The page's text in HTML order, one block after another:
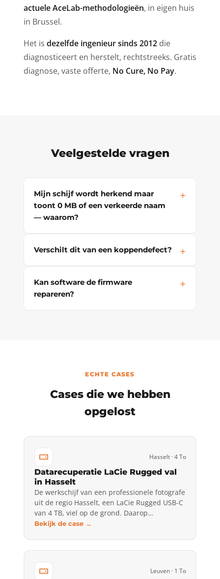
actuele AceLab-methodologieën, in eigen huis
in Brussel.
Het is dezelfde ingenieur sinds 2012 die
diagnosticeert en herstelt, rechtstreeks. Gratis
diagnose, vaste offerte, No Cure, No Pay.
Veelgestelde vragen
Mijn schijf wordt herkend maar
toont 0 MB of een verkeerde naam
— waarom?
Verschilt dit van een koppendefect?
Kan software de firmware
repareren?
ECHTE CASES
Cases die we hebben
opgelost
Hasselt · 4 To
Datarecuperatie LaCie Rugged val
in Hasselt
De werkschijf van een professionele fotografe
uit de regio Hasselt, een LaCie Rugged USB-C
van 4 TB, viel op de grond. Daarop…
Bekijk de case →
Leuven · 1 To